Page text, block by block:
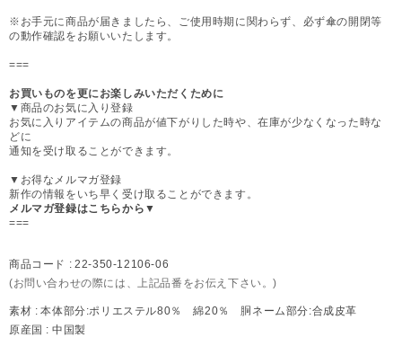
※お手元に商品が届きましたら、ご使用時期に関わらず、必ず傘の開閉等
の動作確認をお願いいたします。
===
お買いものを更にお楽しみいただくために
▼商品のお気に入り登録
お気に入りアイテムの商品が値下がりした時や、在庫が少なくなった時な
どに
通知を受け取ることができます。
▼お得なメルマガ登録
新作の情報をいち早く受け取ることができます。
メルマガ登録はこちらから▼
===
商品コード : 22-350-12106-06
(お問い合わせの際には、上記品番をお伝え下さい。)
素材 : 本体部分:ポリエステル80％ 綿20％ 胴ネーム部分:合成皮革
原産国 : 中国製